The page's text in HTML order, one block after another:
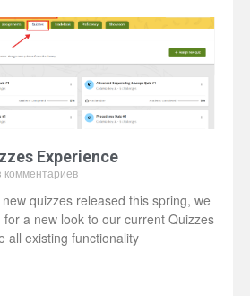
Experience
quizzes released this spring, we
a new look to our current Quizzes
all existing functionality